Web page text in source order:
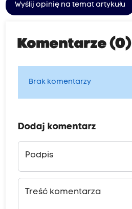
Wyślij opinię na temat artykułu
Komentarze (0)
Brak komentarzy
Dodaj komentarz
Podpis
Treść komentarza